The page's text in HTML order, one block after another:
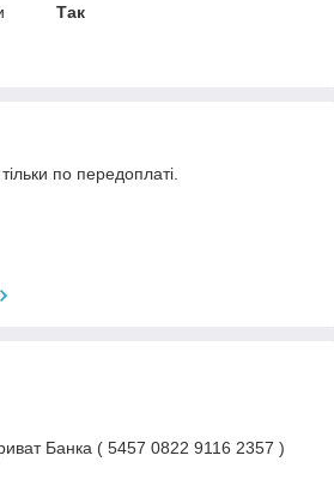
Так
по передоплаті.
Банка ( 5457 0822 9116 2357 )